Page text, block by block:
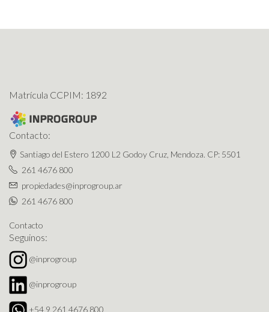
Matrícula CCPIM: 1892
Contacto:
Santiago del Estero 1200 L2 Godoy Cruz, Mendoza. CP: 5501
261 4676 800
propiedades@inprogroup.ar
261 4676 800
Contacto
Seguinos:
@inprogroup
@inprogroup
+54 9 261 4676 800